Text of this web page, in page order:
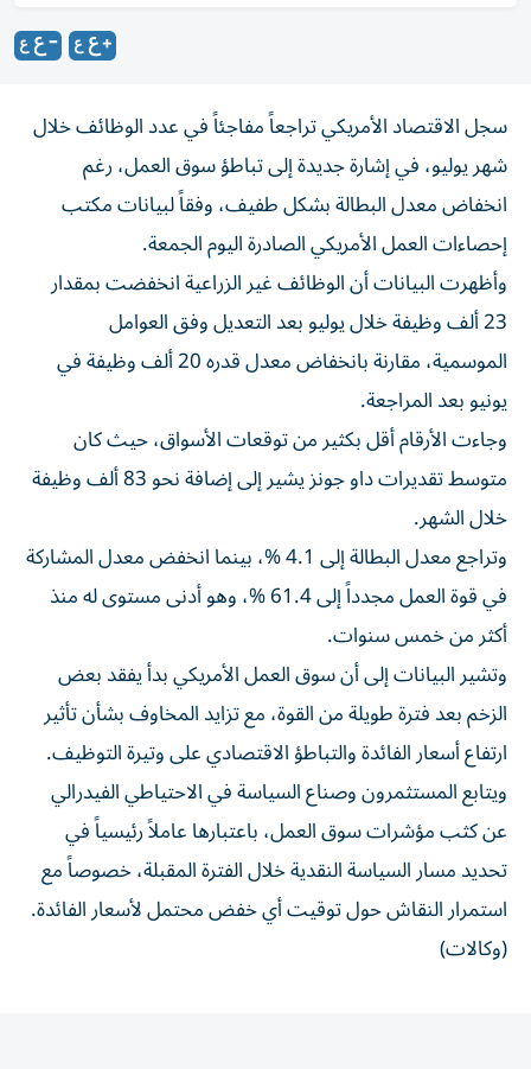
سجل الاقتصاد الأمريكي تراجعاً مفاجئاً في عدد الوظائف خلال
شهر يوليو، في إشارة جديدة إلى تباطؤ سوق العمل، رغم
انخفاض معدل البطالة بشكل طفيف، وفقاً لبيانات مكتب
إحصاءات العمل الأمريكي الصادرة اليوم الجمعة.
وأظهرت البيانات أن الوظائف غير الزراعية انخفضت بمقدار
23 ألف وظيفة خلال يوليو بعد التعديل وفق العوامل
الموسمية، مقارنة بانخفاض معدل قدره 20 ألف وظيفة في
يونيو بعد المراجعة.
وجاءت الأرقام أقل بكثير من توقعات الأسواق، حيث كان
متوسط تقديرات داو جونز يشير إلى إضافة نحو 83 ألف وظيفة
خلال الشهر.
وتراجع معدل البطالة إلى 4.1 %، بينما انخفض معدل المشاركة
في قوة العمل مجدداً إلى 61.4 %، وهو أدنى مستوى له منذ
أكثر من خمس سنوات.
وتشير البيانات إلى أن سوق العمل الأمريكي بدأ يفقد بعض
الزخم بعد فترة طويلة من القوة، مع تزايد المخاوف بشأن تأثير
ارتفاع أسعار الفائدة والتباطؤ الاقتصادي على وتيرة التوظيف.
ويتابع المستثمرون وصناع السياسة في الاحتياطي الفيدرالي
عن كثب مؤشرات سوق العمل، باعتبارها عاملاً رئيسياً في
تحديد مسار السياسة النقدية خلال الفترة المقبلة، خصوصاً مع
استمرار النقاش حول توقيت أي خفض محتمل لأسعار الفائدة.
(وكالات)